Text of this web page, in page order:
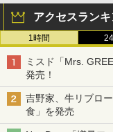
アクセスラン
1時間
ミスド「Mrs.
発売！
吉野家、牛リブロ
食」を発売